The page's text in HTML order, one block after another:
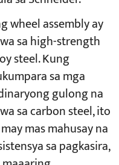
wheel assembly ay
sa high-strength
steel. Kung
sa mga
gulong na
sa carbon steel, ito
mas mahusay na
sa pagkasira,